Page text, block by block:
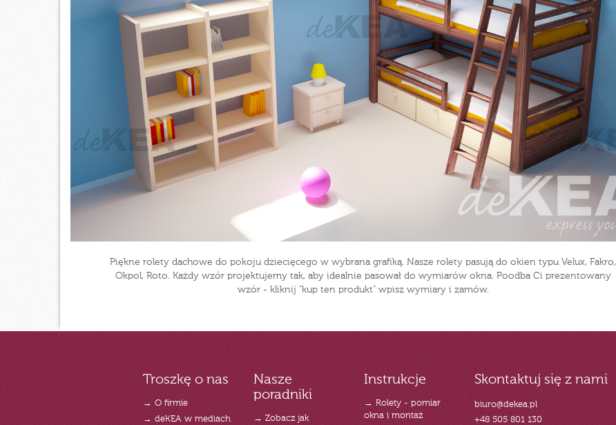
Piękne rolety dachowe do pokoju dziecięcego w wybrana grafiką. Nasze rolety pasują do okien typu Velux, Fakro,
Okpol, Roto. Każdy wzór projektujemy tak, aby idealnie pasował do wymiarów okna. Poodba Ci prezentowany
wzór - kliknij "kup ten produkt" wpisz wymiary i zamów.
Troszkę o nas
→ O firmie
→ deKEA w mediach
Nasze
poradniki
→ Zobacz jak
Instrukcje
→ Rolety - pomiar
okna i montaż
Skontaktuj się z nami
biuro@dekea.pl
+48 505 801 130